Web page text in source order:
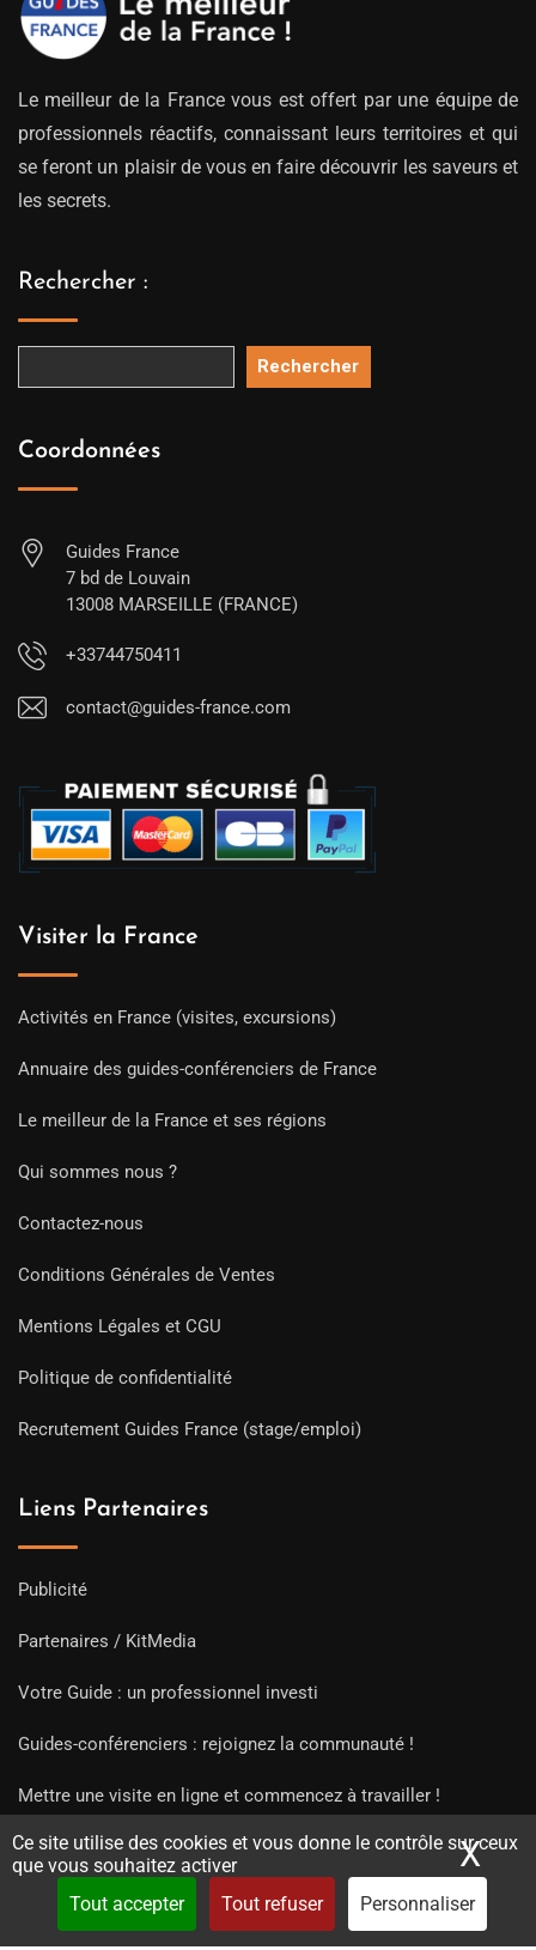
Ce site utilise des cookies et vous donne le contrôle sur ceux
que vous souhaitez activer
Tout accepter
Tout refuser Personnaliser
X
Le meilleur de la France vous est offert par une équipe de
professionnels réactifs, connaissant leurs territoires et qui
se feront un plaisir de vous en faire découvrir les saveurs et
les secrets.
Rechercher :
Rechercher
Coordonnées
Guides France
7 bd de Louvain
13008 MARSEILLE (FRANCE)
+33744750411
contact@guides-france.com
Visiter la France
Activités en France (visites, excursions)
Annuaire des guides-conférenciers de France
Le meilleur de la France et ses régions
Qui sommes nous ?
Contactez-nous
Conditions Générales de Ventes
Mentions Légales et CGU
Politique de confidentialité
Recrutement Guides France (stage/emploi)
Liens Partenaires
Publicité
Partenaires / KitMedia
Votre Guide : un professionnel investi
Guides-conférenciers : rejoignez la communauté !
Mettre une visite en ligne et commencez à travailler !